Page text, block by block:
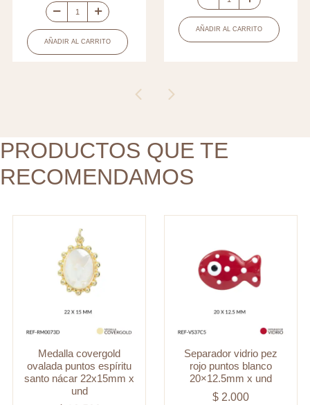
Medalla
covergold
ovalada
22x15mm
x
und
AÑADIR AL CARRITO
Separador
vidrio
pez
und
AÑADIR AL CARRITO
PRODUCTOS QUE TE
RECOMENDAMOS
Medalla covergold
ovalada puntos espíritu
santo nácar 22x15mm x
und
Separador vidrio pez
rojo puntos blanco
20×12.5mm x und
$ 2.000